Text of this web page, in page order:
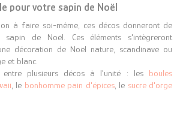
pour votre sapin de Noël
à faire soi-même, ces décos donneront de
de Noël. Ces éléments s'intègreront
décoration de Noël nature, scandinave ou
et blanc.
entre plusieurs décos à l'unité : les boules
, le bonhomme pain d'épices, le sucre d'orge